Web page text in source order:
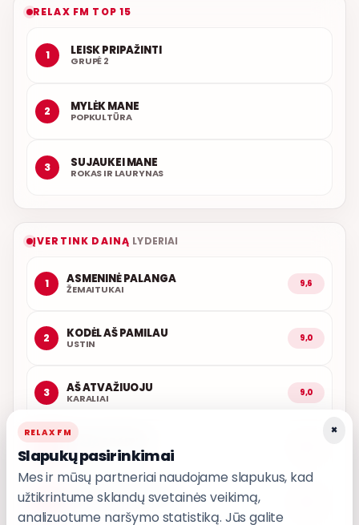
RELAX FM TOP 15
1 LEISK PRIPAŽINTI
GRUPĖ 2
2 MYLĖK MANE
POPKULTŪRA
3 SUJAUKEI MANE
ROKAS IR LAURYNAS
ĮVERTINK DAINĄ LYDERIAI
1 ASMENINĖ PALANGA
ŽEMAITUKAI 9,6
2 KODĖL AŠ PAMILAU
USTIN 9,0
3 AŠ ATVAŽIUOJU
KARALIAI 9,0
INARA
5 PASKUBĖK VAŽIUOTI
×
RELAX FM
Slapukų pasirinkimai
Mes ir mūsų partneriai naudojame slapukus, kad
užtikrintume sklandų svetainės veikimą,
analizuotume naršymo statistiką. Jūs galite